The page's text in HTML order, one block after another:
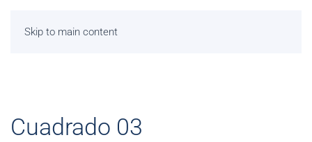
Skip to main content
Cuadrado 03